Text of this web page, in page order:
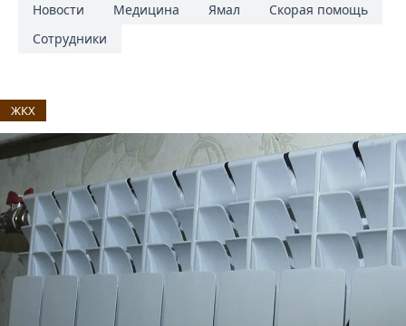
Новости Медицина Ямал
Скорая помощь
Сотрудники
ЖКХ